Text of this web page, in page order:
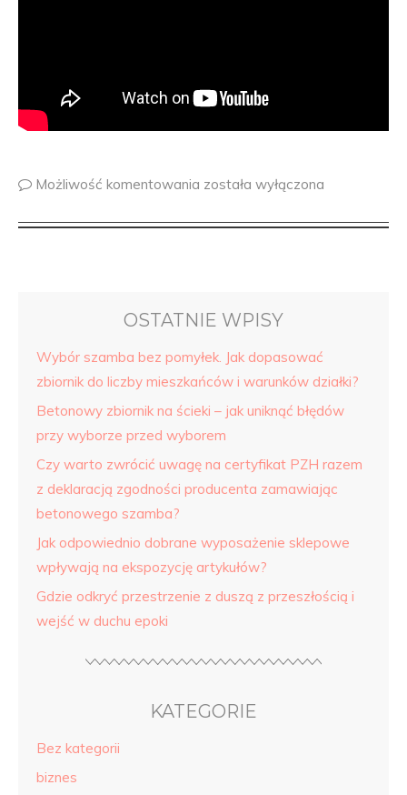
Możliwość komentowania została wyłączona
OSTATNIE WPISY
Wybór szamba bez pomyłek. Jak dopasować
zbiornik do liczby mieszkańców i warunków działki?
Betonowy zbiornik na ścieki – jak uniknąć błędów
przy wyborze przed wyborem
Czy warto zwrócić uwagę na certyfikat PZH razem
z deklaracją zgodności producenta zamawiając
betonowego szamba?
Jak odpowiednio dobrane wyposażenie sklepowe
wpływają na ekspozycję artykułów?
Gdzie odkryć przestrzenie z duszą z przeszłością i
wejść w duchu epoki
KATEGORIE
Bez kategorii
biznes